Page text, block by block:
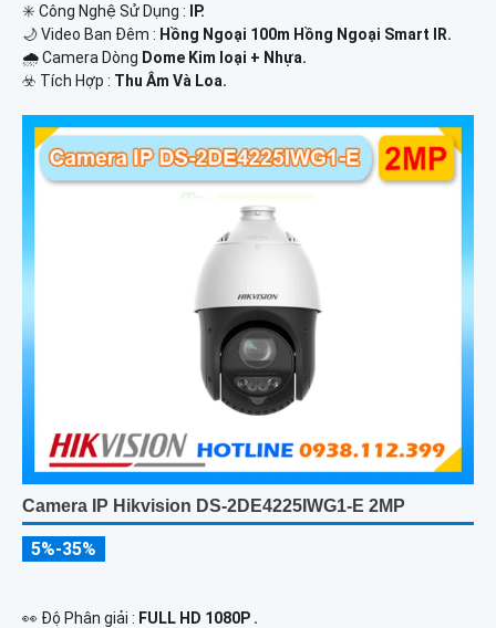
✳️ Công Nghệ Sử Dụng :
IP.
🌙 Video Ban Đêm : Hồng Ngoại 100m Hồng Ngoại Smart IR.
🌧️ Camera Dòng Dome Kim loại + Nhựa.
️☣️ Tích Hợp : Thu Âm Và Loa.
Camera IP Hikvision DS-2DE4225IWG1-E 2MP
5%-35%
️👀 Độ Phân giải : FULL HD 1080P .